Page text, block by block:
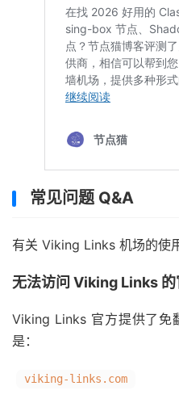
常见问题 Q&A
有关 Viking Links 机场的使
无法访问 Viking Links 的
Viking Links 官方提供了免
是：
viking-links.com